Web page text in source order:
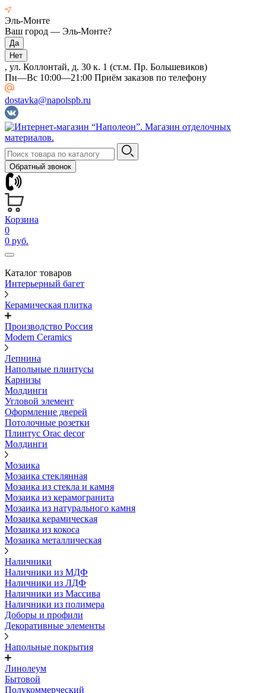
Эль-Монте
Ваш город — Эль-Монте?
, ул. Коллонтай, д. 30 к. 1 (ст.м. Пр. Большевиков)
Пн—Вс 10:00—21:00 Приём заказов по телефону
dostavka@napolspb.ru
Обратный звонок
Корзина
0
0 руб.
Каталог товаров
Интерьерный багет
Керамическая плитка
Производство Россия
Modern Ceramics
Лепнина
Напольные плинтусы
Карнизы
Молдинги
Угловой элемент
Оформление дверей
Потолочные розетки
Плинтус Orac decor
Молдинги
Мозаика
Мозаика стеклянная
Мозаика из стекла и камня
Мозаика из керамогранита
Мозаика из натурального камня
Мозаика керамическая
Мозаика из кокоса
Мозаика металлическая
Наличники
Наличники из МДФ
Наличники из ЛДФ
Наличники из Массива
Наличники из полимера
Доборы и профили
Декоративные элементы
Напольные покрытия
Линолеум
Бытовой
Полукоммерческий